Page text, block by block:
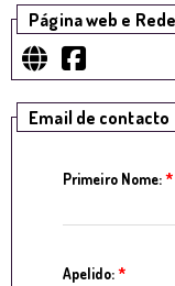
Página web e
Email de contacto
Primeiro Nome:*
Apelido:*